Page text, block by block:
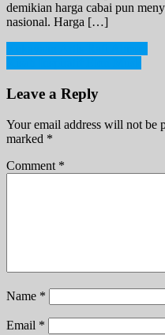
demikian harga cabai pun
nasional. Harga […]
Post
navigation
Leave a Reply
Your email address will not be
marked *
Comment *
Name *
Email *